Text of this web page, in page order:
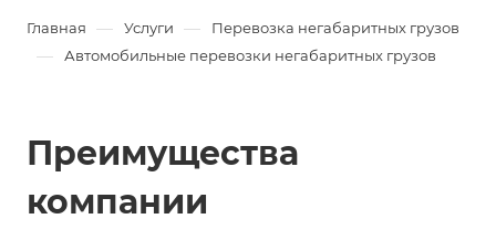
Главная — Услуги — Перевозка негабаритных грузов
— Автомобильные перевозки негабаритных грузов
Преимущества
компании